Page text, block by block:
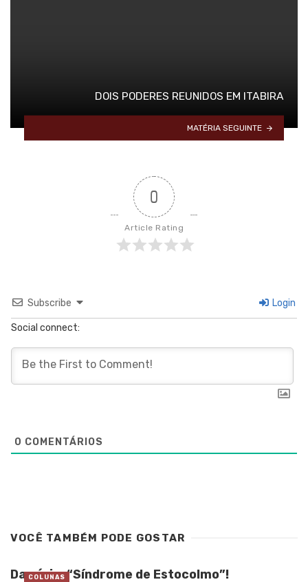
DOIS PODERES REUNIDOS EM ITABIRA
MATÉRIA SEGUINTE
0
Article Rating
Subscribe Login
Social connect:
0 COMENTÁRIOS
VOCÊ TAMBÉM PODE GOSTAR
Da série: “Síndrome de Estocolmo”!
COLUNAS